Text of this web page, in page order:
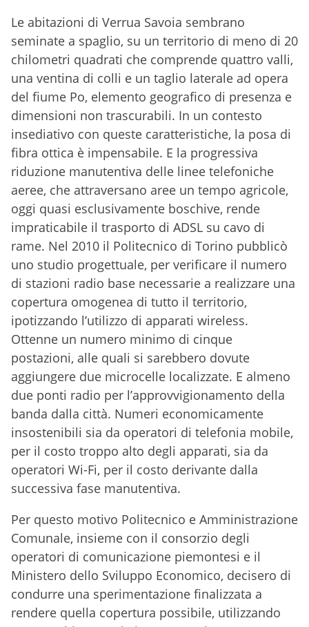
Le abitazioni di Verrua Savoia sembrano
seminate a spaglio, su un territorio di meno di 20
chilometri quadrati che comprende quattro valli,
una ventina di colli e un taglio laterale ad opera
del fiume Po, elemento geografico di presenza e
dimensioni non trascurabili. In un contesto
insediativo con queste caratteristiche, la posa di
fibra ottica è impensabile. E la progressiva
riduzione manutentiva delle linee telefoniche
aeree, che attraversano aree un tempo agricole,
oggi quasi esclusivamente boschive, rende
impraticabile il trasporto di ADSL su cavo di
rame. Nel 2010 il Politecnico di Torino pubblicò
uno studio progettuale, per verificare il numero
di stazioni radio base necessarie a realizzare una
copertura omogenea di tutto il territorio,
ipotizzando l’utilizzo di apparati wireless.
Ottenne un numero minimo di cinque
postazioni, alle quali si sarebbero dovute
aggiungere due microcelle localizzate. E almeno
due ponti radio per l’approvvigionamento della
banda dalla città. Numeri economicamente
insostenibili sia da operatori di telefonia mobile,
per il costo troppo alto degli apparati, sia da
operatori Wi-Fi, per il costo derivante dalla
successiva fase manutentiva.
Per questo motivo Politecnico e Amministrazione
Comunale, insieme con il consorzio degli
operatori di comunicazione piemontesi e il
Ministero dello Sviluppo Economico, decisero di
condurre una sperimentazione finalizzata a
rendere quella copertura possibile, utilizzando